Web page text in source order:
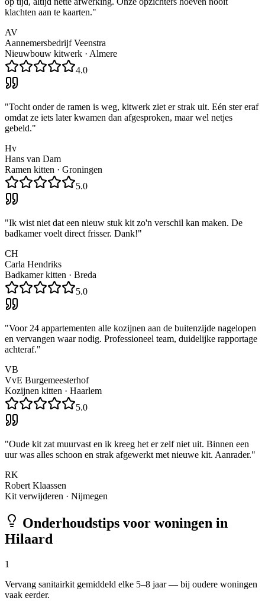
klachten aan te kaarten."
AV
Aannemersbedrijf Veenstra
Nieuwbouw kitwerk · Almere
4.0
"Tocht onder de ramen is weg, kitwerk ziet er strak uit. Eén ster eraf
omdat ze iets later kwamen dan afgesproken, maar wel netjes
gebeld."
Hv
Hans van Dam
Ramen kitten · Groningen
5.0
"Ik wist niet dat een nieuw stuk kit zo'n verschil kan maken. De
badkamer voelt direct frisser. Dank!"
CH
Carla Hendriks
Badkamer kitten · Breda
5.0
"Voor 24 appartementen alle kozijnen aan de buitenzijde nagelopen
en vervangen waar nodig. Professioneel team, duidelijke rapportage
achteraf."
VB
VvE Burgemeesterhof
Kozijnen kitten · Haarlem
5.0
"Oude kit zat muurvast en ik kreeg het er zelf niet uit. Binnen een
uur was alles schoon en strak afgewerkt met nieuwe kit. Aanrader."
RK
Robert Klaassen
Kit verwijderen · Nijmegen
Onderhoudstips voor woningen in
Hilaard
1
Vervang sanitairkit gemiddeld elke 5–8 jaar — bij oudere woningen
vaak eerder.